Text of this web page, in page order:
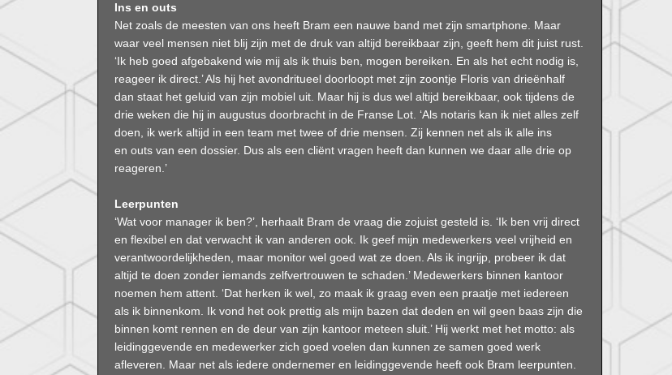
Ins en outs
Net zoals de meesten van ons heeft Bram een nauwe band met zijn smartphone. Maar
waar veel mensen niet blij zijn met de druk van altijd bereikbaar zijn, geeft hem dit juist rust.
‘Ik heb goed afgebakend wie mij als ik thuis ben, mogen bereiken. En als het echt nodig is,
reageer ik direct.’ Als hij het avondritueel doorloopt met zijn zoontje Floris van drieënhalf
dan staat het geluid van zijn mobiel uit. Maar hij is dus wel altijd bereikbaar, ook tijdens de
drie weken die hij in augustus doorbracht in de Franse Lot. ‘Als notaris kan ik niet alles zelf
doen, ik werk altijd in een team met twee of drie mensen. Zij kennen net als ik alle ins
en outs van een dossier. Dus als een cliënt vragen heeft dan kunnen we daar alle drie op
reageren.’
Leerpunten
‘Wat voor manager ik ben?’, herhaalt Bram de vraag die zojuist gesteld is. ‘Ik ben vrij direct
en flexibel en dat verwacht ik van anderen ook. Ik geef mijn medewerkers veel vrijheid en
verantwoordelijkheden, maar monitor wel goed wat ze doen. Als ik ingrijp, probeer ik dat
altijd te doen zonder iemands zelfvertrouwen te schaden.’ Medewerkers binnen kantoor
noemen hem attent. ‘Dat herken ik wel, zo maak ik graag even een praatje met iedereen
als ik binnenkom. Ik vond het ook prettig als mijn bazen dat deden en wil geen baas zijn die
binnen komt rennen en de deur van zijn kantoor meteen sluit.’ Hij werkt met het motto: als
leidinggevende en medewerker zich goed voelen dan kunnen ze samen goed werk
afleveren. Maar net als iedere ondernemer en leidinggevende heeft ook Bram leerpunten.